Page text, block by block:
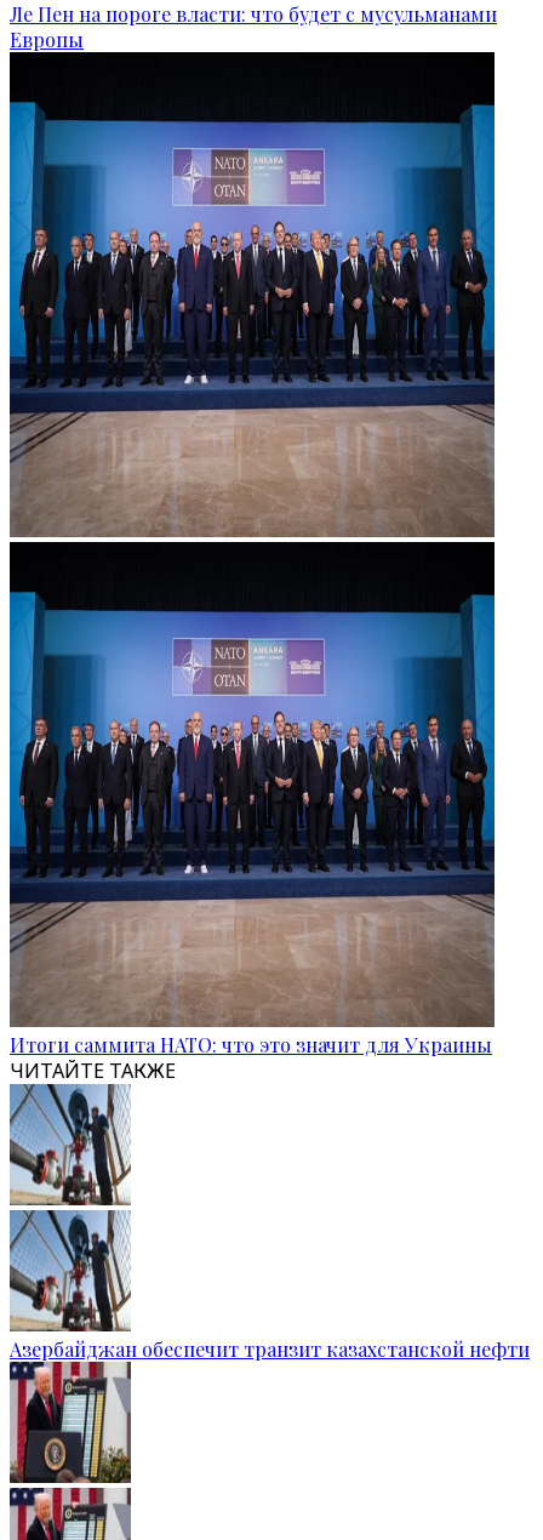
Ле Пен на пороге власти: что будет с мусульманами
Европы
Итоги саммита НАТО: что это значит для Украины
ЧИТАЙТЕ ТАКЖЕ
Азербайджан обеспечит транзит казахстанской нефти